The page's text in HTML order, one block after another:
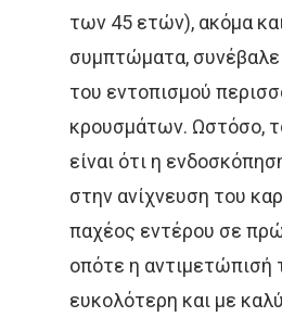
των 45 ετών), ακόμα
συμπτώματα,
του εντοπισμού
κρουσμάτων. Ωστόσο,
είναι ότι η
στην ανίχνευση του
παχέος εντέρου σε
οπότε η αντιμετώπισή
ευκολότερη και με